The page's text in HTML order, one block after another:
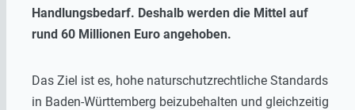
Handlungsbedarf. Deshalb werden die Mittel auf
rund 60 Millionen Euro angehoben.
Das Ziel ist es, hohe naturschutzrechtliche Standards
in Baden-Württemberg beizubehalten und gleichzeitig